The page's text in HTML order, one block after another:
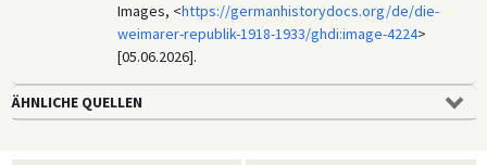
Images, <https://germanhistorydocs.org/de/die-
weimarer-republik-1918-1933/ghdi:image-4224>
[05.06.2026].
ÄHNLICHE QUELLEN